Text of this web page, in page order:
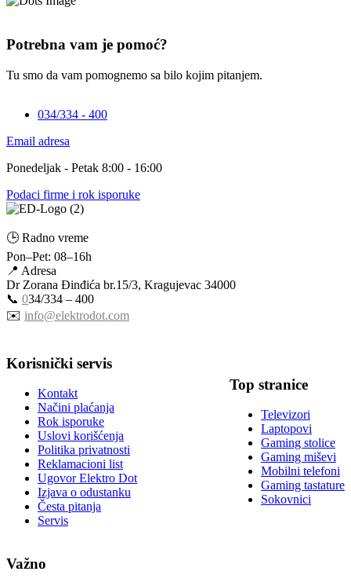
Potrebna vam je pomoć?
Tu smo da vam pomognemo sa bilo kojim pitanjem.
034/334 - 400
Email adresa
Ponedeljak - Petak 8:00 - 16:00
Podaci firme i rok isporuke
🕒 Radno vreme
Pon–Pet: 08–16h
📍 Adresa
Dr Zorana Đinđića br.15/3, Kragujevac 34000
📞 034/334 – 400
✉️ info@elektrodot.com
Korisnički servis
Kontakt
Načini plaćanja
Rok isporuke
Uslovi korišćenja
Politika privatnosti
Reklamacioni list
Ugovor Elektro Dot
Izjava o odustanku
Česta pitanja
Servis
Top stranice
Televizori
Laptopovi
Gaming stolice
Gaming miševi
Mobilni telefoni
Gaming tastature
Sokovnici
Važno